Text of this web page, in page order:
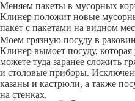
Меняем пакеты в мусорных
Клинер положит новые
пакет с пакетами на видном
Моем грязную посуду в
Клинер вымоет посуду,
можете туда заранее сложить
и столовые приборы.
казаны и кастрюли, а также
на стенках.